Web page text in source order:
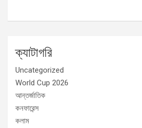
ক্যাটাগরি
Uncategorized
World Cup 2026
আন্তর্জাতিক
কনফারেন্স
কলাম